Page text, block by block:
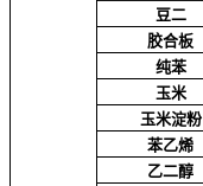
豆二
胶合板
纯苯
玉米
玉米淀粉
苯乙烯
乙二醇